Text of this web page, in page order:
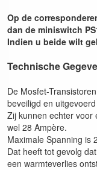
Op de
dan de miniswitch
Indien u beide wilt
Technische
De Mosfet-
beveiligd en
Zij kunnen echter voor
wel 28 Ampère.
Maximale Spanning is
Dat heeft tot gevolg
een warmteverlies